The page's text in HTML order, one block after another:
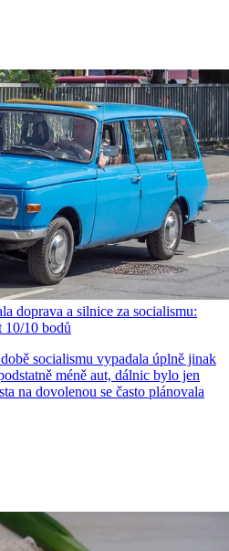
doprava a silnice za socialismu:
10/10 bodů
socialismu vypadala úplně jinak
méně aut, dálnic bylo jen
na dovolenou se často plánovala